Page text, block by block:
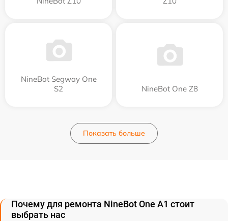
NineBot Segway One
S2
NineBot One Z8
Показать больше
Почему для ремонта NineBot One A1 стоит
выбрать нас